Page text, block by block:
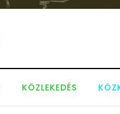
KÖZLEKEDÉS